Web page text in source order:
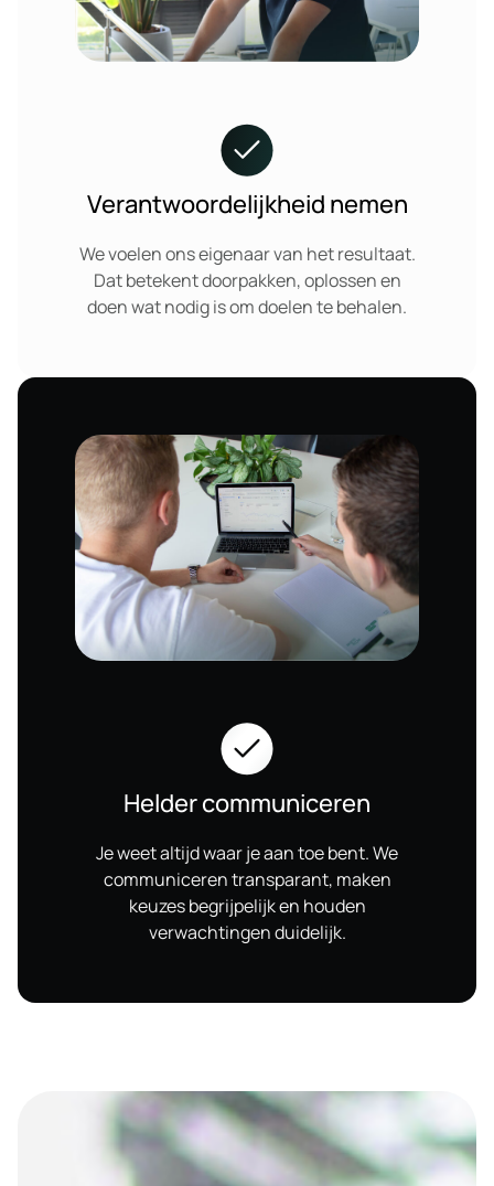
Verantwoordelijkheid nemen
We voelen ons eigenaar van het resultaat.
Dat betekent doorpakken, oplossen en
doen wat nodig is om doelen te behalen.
Helder communiceren
Je weet altijd waar je aan toe bent. We
communiceren transparant, maken
keuzes begrijpelijk en houden
verwachtingen duidelijk.